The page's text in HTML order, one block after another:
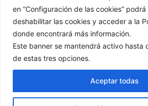
en “Configuración de las cookies”
deshabilitar las cookies y acceder a la
donde encontrará más información.
Este banner se mantendrá activo hasta
de estas tres opciones.
Aceptar todas
Redes